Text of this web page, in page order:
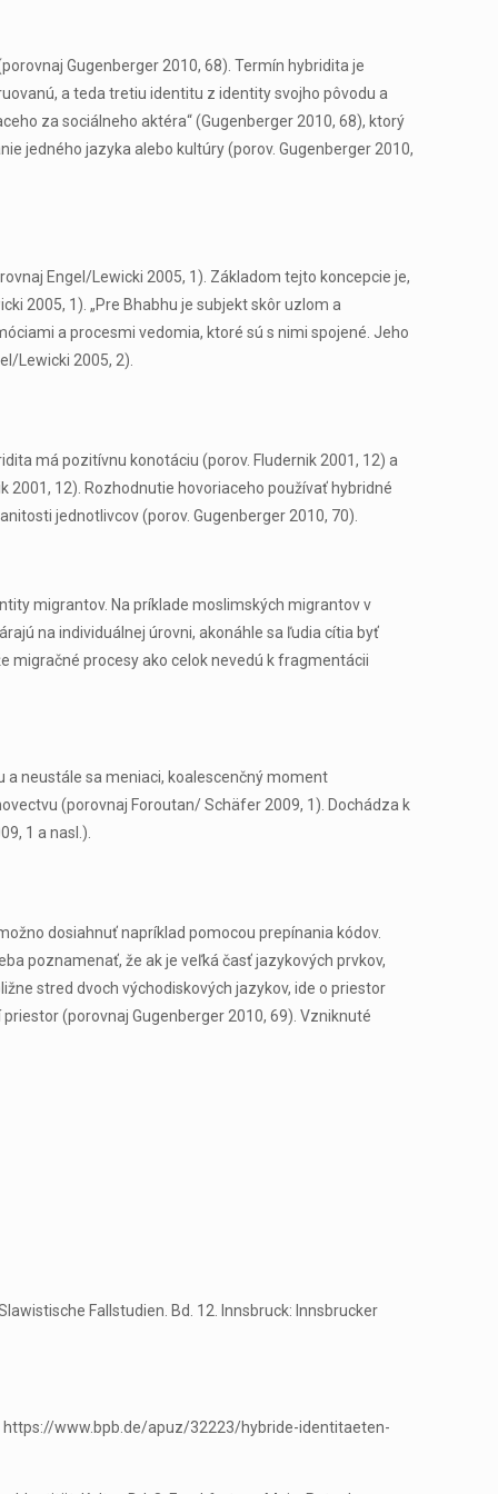
Gugenberger 2010, 68). Termín hybridita je
a teda tretiu identitu z identity svojho pôvodu a
za sociálneho aktéra“ (Gugenberger 2010, 68), ktorý
jedného jazyka alebo kultúry (porov. Gugenberger 2010,
Engel/Lewicki 2005, 1). Základom tejto koncepcie je,
2005, 1). „Pre Bhabhu je subjekt skôr uzlom a
a procesmi vedomia, ktoré sú s nimi spojené. Jeho
Lewicki 2005, 2).
má pozitívnu konotáciu (porov. Fludernik 2001, 12) a
2001, 12). Rozhodnutie hovoriaceho používať hybridné
jednotlivcov (porov. Gugenberger 2010, 70).
migrantov. Na príklade moslimských migrantov v
na individuálnej úrovni, akonáhle sa ľudia cítia byť
migračné procesy ako celok nevedú k fragmentácii
a neustále sa meniaci, koalescenčný moment
(porovnaj Foroutan/ Schäfer 2009, 1). Dochádza k
1 a nasl.).
dosiahnuť napríklad pomocou prepínania kódov.
poznamenať, že ak je veľká časť jazykových prvkov,
stred dvoch východiskových jazykov, ide o priestor
(porovnaj Gugenberger 2010, 69). Vzniknuté
Fallstudien. Bd. 12. Innsbruck: Innsbrucker
https://www.bpb.de/apuz/32223/hybride-identitaeten-